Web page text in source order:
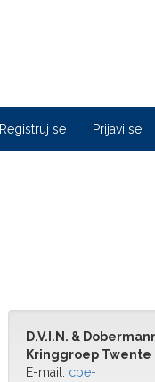
Registruj se Prijavi se
D.V.I.N. &
Kringgroep Twente
E-mail: cbe-